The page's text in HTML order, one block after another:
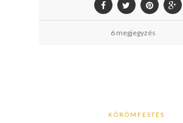
6 megjegyzés
KÖRÖMFESTÉS